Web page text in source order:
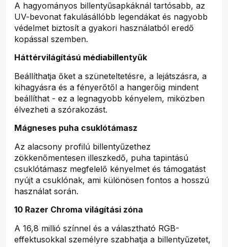
A hagyományos billentyűsapkáknál tartósabb, az
UV-bevonat fakulásállóbb legendákat és nagyobb
védelmet biztosít a gyakori használatból eredő
kopással szemben.
Háttérvilágítású médiabillentyűk
Beállíthatja őket a szüneteltetésre, a lejátszásra, a
kihagyásra és a fényerőtől a hangerőig mindent
beállíthat - ez a legnagyobb kényelem, miközben
élvezheti a szórakozást.
Mágneses puha csuklótámasz
Az alacsony profilú billentyűzethez
zökkenőmentesen illeszkedő, puha tapintású
csuklótámasz megfelelő kényelmet és támogatást
nyújt a csuklónak, ami különösen fontos a hosszú
használat során.
10 Razer Chroma világítási zóna
A 16,8 millió színnel és a választható RGB-
effektusokkal személyre szabhatja a billentyűzetet,